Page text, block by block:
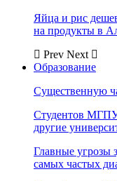
Яйца и рис
на продукты в
Prev Next
Образование
Существенную
Студентов МГПУ
другие
Главные угрозы
самых частых